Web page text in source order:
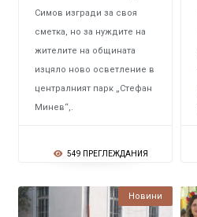
Симов изгради за своя
сметка, но за нуждите на
жителите на общината
изцяло ново осветление в
централният парк „Стефан
Минев“,.
549 ПРЕГЛЕЖДАНИЯ
Новини